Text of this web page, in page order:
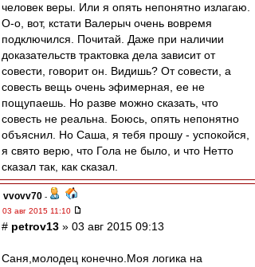
человек веры. Или я опять непонятно излагаю.
О-о, вот, кстати Валерыч очень вовремя
подключился. Почитай. Даже при наличии
доказательств трактовка дела зависит от
совести, говорит он. Видишь? От совести, а
совесть вещь очень эфимерная, ее не
пощупаешь. Но разве можно сказать, что
совесть не реальна. Боюсь, опять непонятно
объяснил. Но Саша, я тебя прошу - успокойся,
я свято верю, что Гола не было, и что Нетто
сказал так, как сказал.
vvovv70 -
03 авг 2015 11:10
# petrov13 » 03 авг 2015 09:13
Саня,молодец конечно.Моя логика на